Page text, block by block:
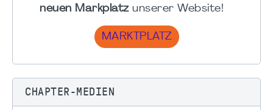
neuen Markplatzunserer Website!
MARKTPLATZ
CHAPTER-MEDIEN